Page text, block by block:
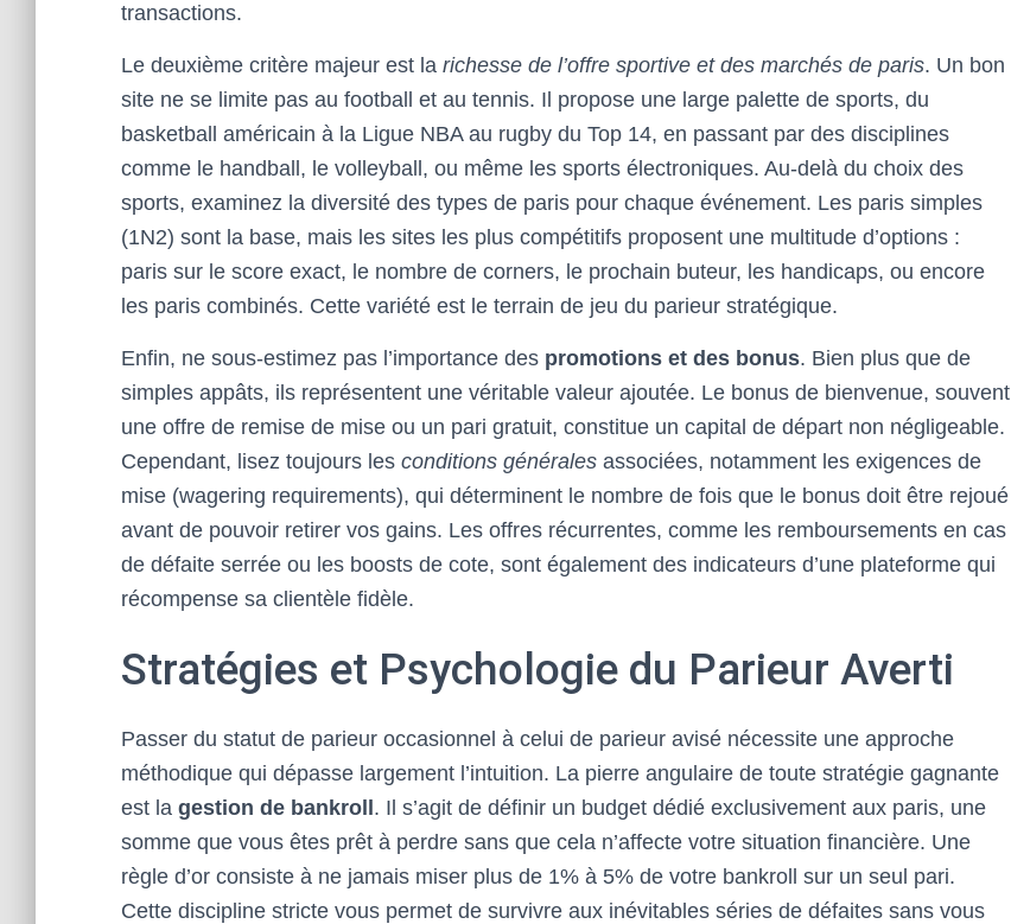
transactions.
Le deuxième critère majeur est la richesse de l’offre sportive et des marchés de paris. Un bon
site ne se limite pas au football et au tennis. Il propose une large palette de sports, du
basketball américain à la Ligue NBA au rugby du Top 14, en passant par des disciplines
comme le handball, le volleyball, ou même les sports électroniques. Au-delà du choix des
sports, examinez la diversité des types de paris pour chaque événement. Les paris simples
(1N2) sont la base, mais les sites les plus compétitifs proposent une multitude d’options :
paris sur le score exact, le nombre de corners, le prochain buteur, les handicaps, ou encore
les paris combinés. Cette variété est le terrain de jeu du parieur stratégique.
Enfin, ne sous-estimez pas l’importance des promotions et des bonus. Bien plus que de
simples appâts, ils représentent une véritable valeur ajoutée. Le bonus de bienvenue, souvent
une offre de remise de mise ou un pari gratuit, constitue un capital de départ non négligeable.
Cependant, lisez toujours les conditions générales associées, notamment les exigences de
mise (wagering requirements), qui déterminent le nombre de fois que le bonus doit être rejoué
avant de pouvoir retirer vos gains. Les offres récurrentes, comme les remboursements en cas
de défaite serrée ou les boosts de cote, sont également des indicateurs d’une plateforme qui
récompense sa clientèle fidèle.
Stratégies et Psychologie du Parieur Averti
Passer du statut de parieur occasionnel à celui de parieur avisé nécessite une approche
méthodique qui dépasse largement l’intuition. La pierre angulaire de toute stratégie gagnante
est la gestion de bankroll . Il s’agit de définir un budget dédié exclusivement aux paris, une
somme que vous êtes prêt à perdre sans que cela n’affecte votre situation financière. Une
règle d’or consiste à ne jamais miser plus de 1% à 5% de votre bankroll sur un seul pari.
Cette discipline stricte vous permet de survivre aux inévitables séries de défaites sans vous